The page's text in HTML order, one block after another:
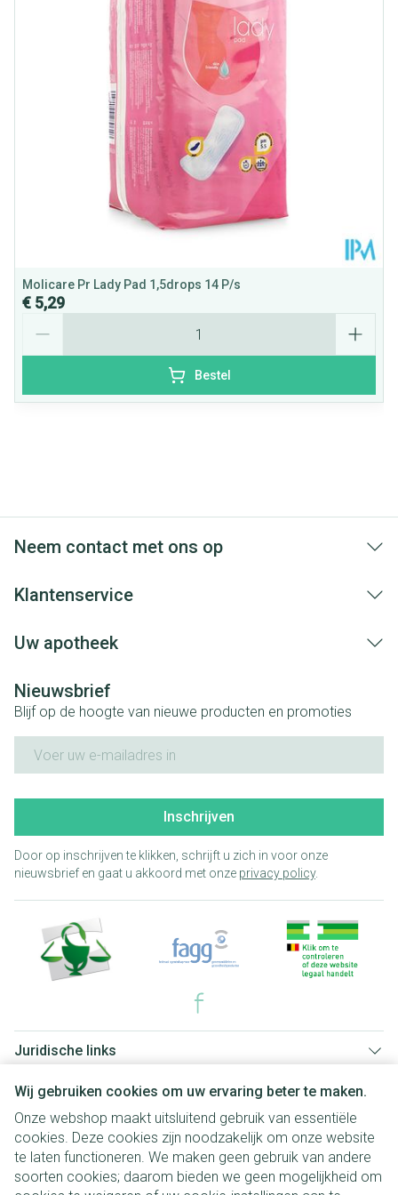
Wij gebruiken cookies om uw ervaring beter te maken.
Onze webshop maakt uitsluitend gebruik van essentiële
cookies. Deze cookies zijn noodzakelijk om onze website
te laten functioneren. We maken geen gebruik van andere
soorten cookies; daarom bieden we geen mogelijkheid om
14 p/s
Kamertemperatuur (15°C - 25°C)
Molicare Pr Lady Pad 1,5drops 14 P/s
€ 5,29
Bestel
Neem contact met ons op
Klantenservice
Uw apotheek
Nieuwsbrief
Blijf op de hoogte van nieuwe producten en promoties
Inschrijven
Door op inschrijven te klikken, schrijft u zich in voor onze
nieuwsbrief en gaat u akkoord met onze privacy policy.
Juridische links